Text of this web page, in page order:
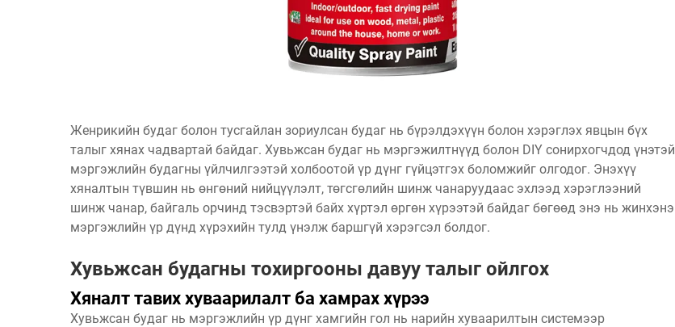
Женрикийн будаг болон тусгайлан зориулсан будаг нь бүрэлдэхүүн болон хэрэглэх явцын бүх
талыг хянах чадвартай байдаг. Хувьжсан будаг нь мэргэжилтнүүд болон DIY сонирхогчдод үнэтэй
мэргэжлийн будагны үйлчилгээтэй холбоотой үр дүнг гүйцэтгэх боломжийг олгодог. Энэхүү
хяналтын түвшин нь өнгөний нийцүүлэлт, төгсгөлийн шинж чанаруудаас эхлээд хэрэглээний
шинж чанар, байгаль орчинд тэсвэртэй байх хүртэл өргөн хүрээтэй байдаг бөгөөд энэ нь жинхэнэ
мэргэжлийн үр дүнд хүрэхийн тулд үнэлж баршгүй хэрэгсэл болдог.
Хувьжсан будагны тохиргооны давуу талыг ойлгох
Хяналт тавих хуваарилалт ба хамрах хүрээ
Хувьжсан будаг нь мэргэжлийн үр дүнг хамгийн гол нь нарийн хуваарилтын системээр